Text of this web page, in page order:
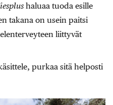
haluaa tuoda esille
takana on usein paitsi
liittyvät
purkaa sitä helposti